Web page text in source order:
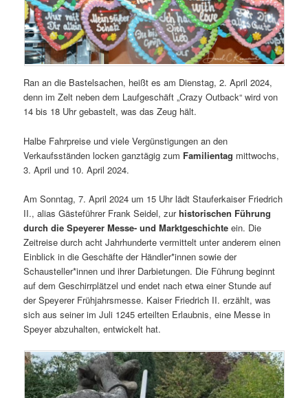
Ran an die Bastelsachen, heißt es am Dienstag, 2. April 2024,
denn im Zelt neben dem Laufgeschäft „Crazy Outback“ wird von
14 bis 18 Uhr gebastelt, was das Zeug hält.
Halbe Fahrpreise und viele Vergünstigungen an den
Verkaufsständen locken ganztägig zum Familientag mittwochs,
3. April und 10. April 2024.
Am Sonntag, 7. April 2024 um 15 Uhr lädt Stauferkaiser Friedrich
II., alias Gästeführer Frank Seidel, zurhistorischen Führung
durch die Speyerer Messe- und Marktgeschichte ein. Die
Zeitreise durch acht Jahrhunderte vermittelt unter anderem einen
Einblick in die Geschäfte der Händler*innen sowie der
Schausteller*innen und ihrer Darbietungen. Die Führung beginnt
auf dem Geschirrplätzel und endet nach etwa einer Stunde auf
der Speyerer Frühjahrsmesse. Kaiser Friedrich II. erzählt, was
sich aus seiner im Juli 1245 erteilten Erlaubnis, eine Messe in
Speyer abzuhalten, entwickelt hat.